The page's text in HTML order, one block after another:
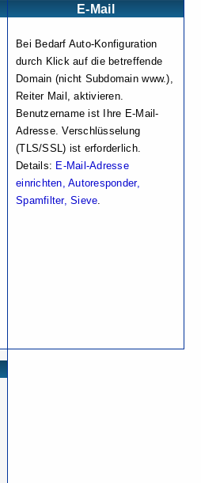
E-Mail
Bei Bedarf Auto-Konfiguration
durch Klick auf die betreffende
Domain (nicht Subdomain www.),
Reiter Mail, aktivieren.
Benutzername ist Ihre E-Mail-
Adresse. Verschlüsselung
(TLS/SSL) ist erforderlich.
Details: E-Mail-Adresse
einrichten, Autoresponder,
Spamfilter, Sieve.